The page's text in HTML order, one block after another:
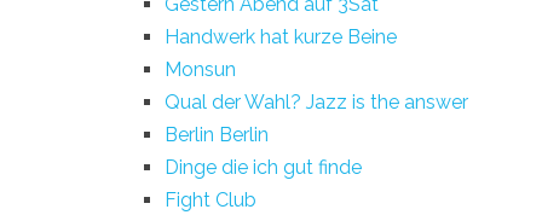
Handwerk hat kurze Beine
Monsun
Qual der Wahl? Jazz is the answer
Berlin Berlin
Dinge die ich gut finde
Fight Club